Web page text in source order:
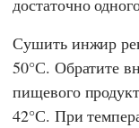
достаточно
Сушить инжир
50°С. Обратите
пищевого
42°С. При